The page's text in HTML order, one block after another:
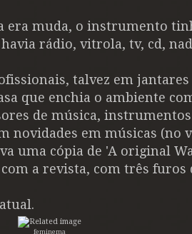
era muda, o instrumento
rádio, vitrola, tv, cd,
talvez em jantares
que enchia o ambiente
de música,
novidades em músicas (no
uma cópia de 'A original
a revista, com três furos
feminema